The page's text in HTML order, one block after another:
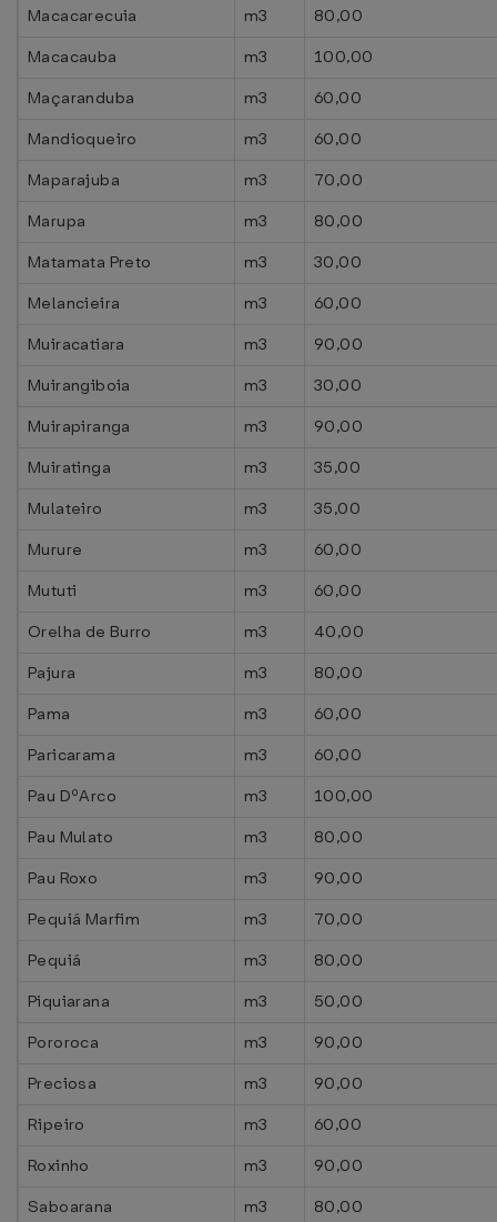
Macacarecuia
m3
80,00
Macacauba
m3
100,00
Maçaranduba
m3
60,00
Mandioqueiro
m3
60,00
Maparajuba
m3
70,00
Marupa
m3
80,00
Matamata Preto
m3
30,00
Melancieira
m3
60,00
Muiracatiara
m3
90,00
Muirangiboia
m3
30,00
Muirapiranga
m3
90,00
Muiratinga
m3
35,00
Mulateiro
m3
35,00
Murure
m3
60,00
Mututi
m3
60,00
Orelha de Burro
m3
40,00
Pajura
m3
80,00
Pama
m3
60,00
Paricarama
m3
60,00
Pau DºArco
m3
100,00
Pau Mulato
m3
80,00
Pau Roxo
m3
90,00
Pequiá Marfim
m3
70,00
Pequiá
m3
80,00
Piquiarana
m3
50,00
Pororoca
m3
90,00
Preciosa
m3
90,00
Ripeiro
m3
60,00
Roxinho
m3
90,00
Saboarana
m3
80,00